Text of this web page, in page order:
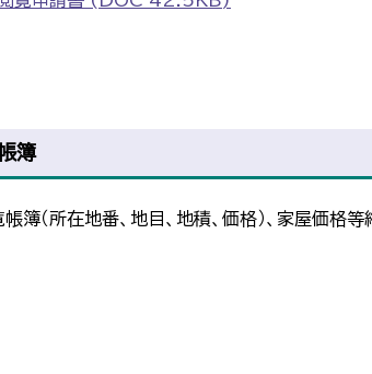
簿
簿（所在地番、地目、地積、価格）、家屋価格